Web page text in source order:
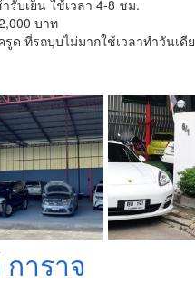
รับเย็น ใช้เวลา 4-8 ชม.
บาท
ด ที่รถบุบไม่มากใช้เวลาทำวันเดี
าราจ